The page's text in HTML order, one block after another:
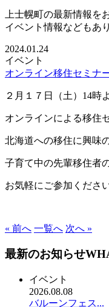
上士幌町の最新情報を
イベント情報などもあ
2024.01.24
イベント
オンライン移住セミナ
２月１７日（土）14時
オンラインによる移住
北海道への移住に興味
子育て中の先輩移住者
お気軽にご参加くださ
« 前へ 一覧へ 次へ »
最新のお知らせ
イベント
2026.08.08
バルーンフェス...